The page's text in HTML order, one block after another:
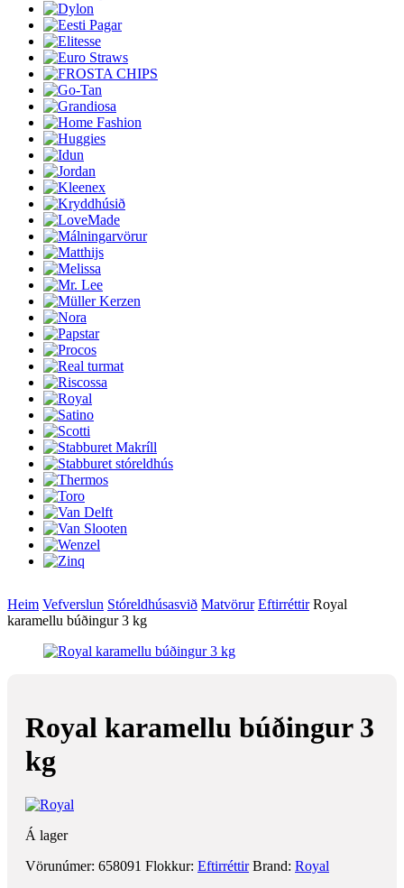
Heim Vefverslun Stóreldhúsasvið Matvörur Eftirréttir Royal
karamellu búðingur 3 kg
Royal karamellu búðingur 3
kg
Á lager
Vörunúmer: 658091 Flokkur: Eftirréttir Brand: Royal